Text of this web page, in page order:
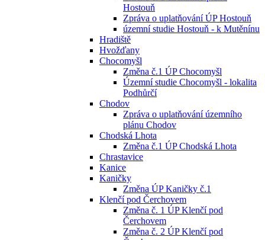
Hostouň
Zpráva o uplatňování ÚP Hostouň
územní studie Hostouň - k Mutěnínu
Hradiště
Hvožďany
Chocomyšl
Změna č.1 ÚP Chocomyšl
Územní studie Chocomyšl - lokalita
Podhůrčí
Chodov
Zpráva o uplatňování územního
plánu Chodov
Chodská Lhota
Změna č.1 ÚP Chodská Lhota
Chrastavice
Kanice
Kaničky
Změna ÚP Kaničky č.1
Klenčí pod Čerchovem
Změna č. 1 ÚP Klenčí pod
Čerchovem
Změna č. 2 ÚP Klenčí pod